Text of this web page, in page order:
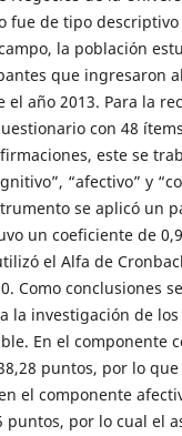
fue de tipo
la población
que ingresaron
año 2013. Para la
con 48
este se
“afectivo” y
se aplicó un
un coeficiente de
el Alfa de
Como conclusiones
la investigación de
En el componente
puntos, por lo
el componente
puntos, por lo cual el